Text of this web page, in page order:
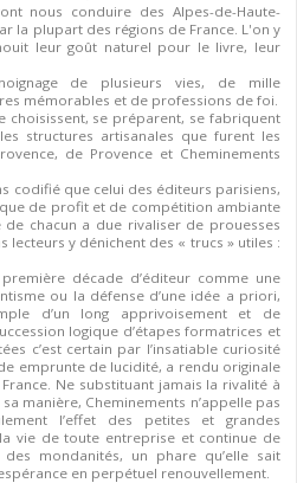
nous conduire des Alpes-de-Haute-
la plupart des régions de France. L'on y
leur goût naturel pour le livre, leur
de plusieurs vies, de mille
mémorables et de professions de foi.
choisissent, se préparent, se fabriquent
structures artisanales que furent les
de Provence et Cheminements
codifié que celui des éditeurs parisiens,
de profit et de compétition ambiante
de chacun a due rivaliser de prouesses
lecteurs y dénichent des « trucs » utiles :
décade d’éditeur comme une
ou la défense d’une idée a priori,
d’un long apprivoisement et de
logique d’étapes formatrices et
c’est certain par l’insatiable curiosité
emprunte de lucidité, a rendu originale
Ne substituant jamais la rivalité à
manière, Cheminements n’appelle pas
l’effet des petites et grandes
vie de toute entreprise et continue de
mondanités, un phare qu’elle sait
en perpétuel renouvellement.